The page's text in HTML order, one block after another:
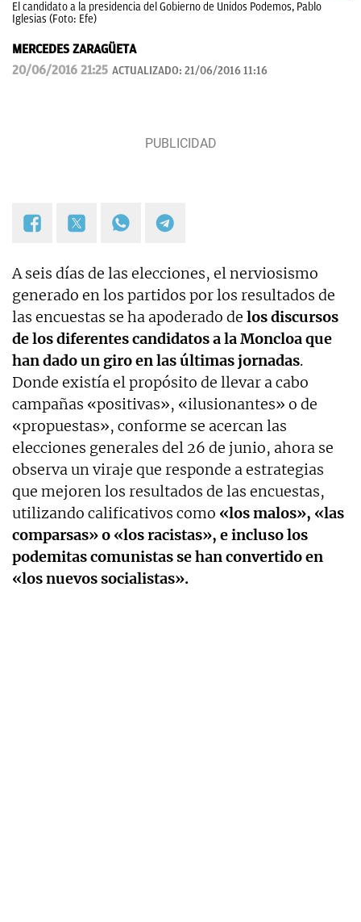
El candidato a la presidencia del Gobierno de Unidos Podemos, Pablo
Iglesias (Foto: Efe)
MERCEDES ZARAGÜETA
20/06/2016 21:25 ACTUALIZADO: 21/06/2016 11:16
A seis días de las elecciones, el nerviosismo
generado en los partidos por los resultados de
las encuestas se ha apoderado de los discursos
de los diferentes candidatos a la Moncloa que
han dado un giro en las últimas jornadas.
Donde existía el propósito de llevar a cabo
campañas «positivas», «ilusionantes» o de
«propuestas», conforme se acercan las
elecciones generales del 26 de junio, ahora se
observa un viraje que responde a estrategias
que mejoren los resultados de las encuestas,
utilizando calificativos como «los malos», «las
comparsas» o «los racistas», e incluso los
podemitas comunistas se han convertido en
«los nuevos socialistas».